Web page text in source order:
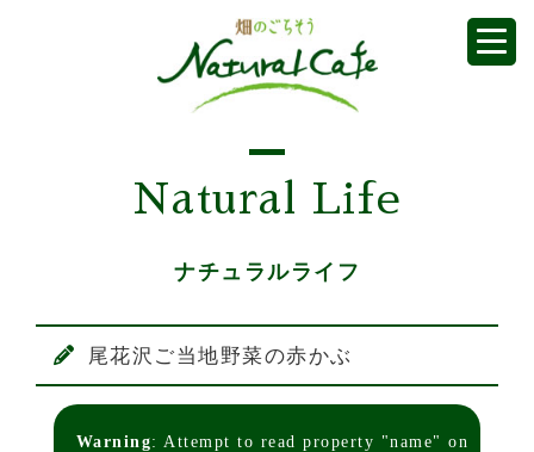
Natural Life
ナチュラルライフ
尾花沢ご当地野菜の赤かぶ
Warning: Attempt to read property "name" on